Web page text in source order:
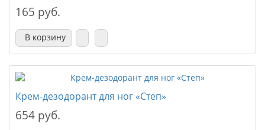
165 руб.
В корзину
Крем-дезодорант для ног «Степ»
654 руб.